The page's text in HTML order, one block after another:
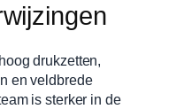
drukzetten,
en veldbrede
is sterker in de